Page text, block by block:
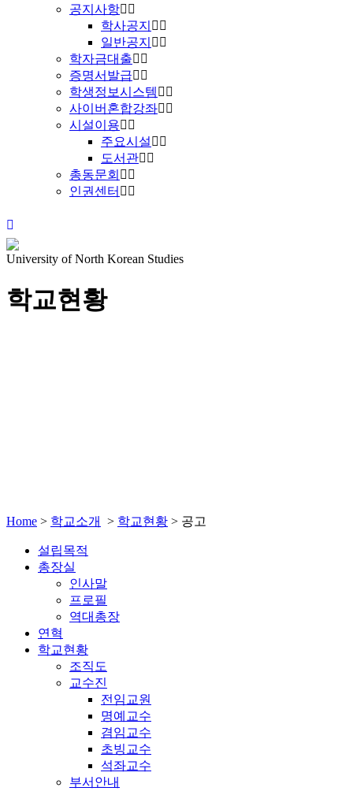
공지사항
학사공지
일반공지
학자금대출
증명서발급
학생정보시스템
사이버혼합강좌
시설이용
주요시설
도서관
총동문회
인권센터
University of North Korean Studies
학교현황
Home > 학교소개 > 학교현황 > 공고
설립목적
총장실
인사말
프로필
역대총장
연혁
학교현황
조직도
교수진
전임교원
명예교수
겸임교수
초빙교수
석좌교수
부서안내